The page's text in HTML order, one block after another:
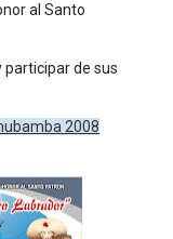
al Santo
participar de sus
2008